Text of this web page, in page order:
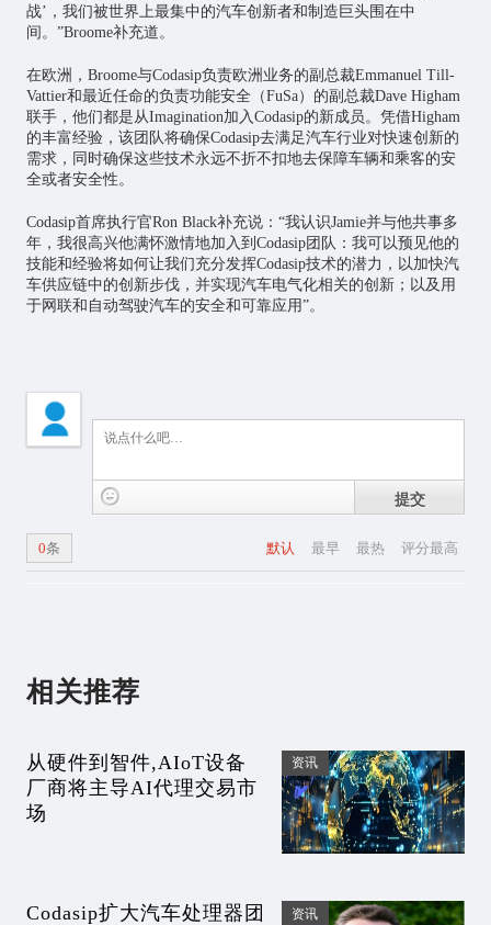
战’，我们被世界上最集中的汽车创新者和制造巨头围在中
间。”Broome补充道。
在欧洲，Broome与Codasip负责欧洲业务的副总裁Emmanuel Till-
Vattier和最近任命的负责功能安全（FuSa）的副总裁Dave Higham
联手，他们都是从Imagination加入Codasip的新成员。凭借Higham
的丰富经验，该团队将确保Codasip去满足汽车行业对快速创新的
需求，同时确保这些技术永远不折不扣地去保障车辆和乘客的安
全或者安全性。
Codasip首席执行官Ron Black补充说：“我认识Jamie并与他共事多
年，我很高兴他满怀激情地加入到Codasip团队：我可以预见他的
技能和经验将如何让我们充分发挥Codasip技术的潜力，以加快汽
车供应链中的创新步伐，并实现汽车电气化相关的创新；以及用
于网联和自动驾驶汽车的安全和可靠应用”。
提交
默认 最早 最热 评分最高
0条
相关推荐
从硬件到智件,AIoT设备
厂商将主导AI代理交易市
场
资讯
Codasip扩大汽车处理器团
资讯